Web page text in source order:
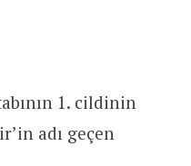
1. cildinin
adı geçen